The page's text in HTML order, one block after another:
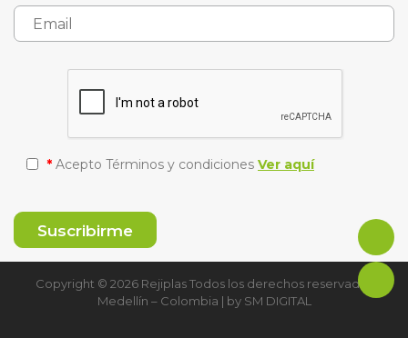
* Acepto Términos y condiciones Ver aquí
Copyright © 2026 Rejiplas Todos los derechos reservados
Medellín – Colombia | by SM DIGITAL